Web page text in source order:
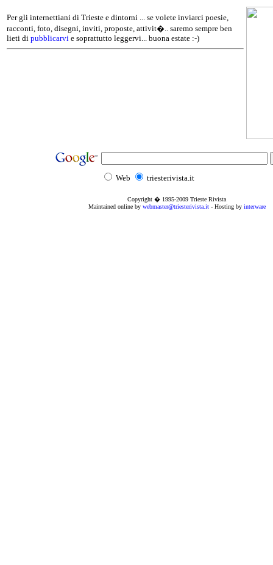
Per gli internettiani di Trieste e dintorni ... se volete inviarci poesie,
racconti, foto, disegni, inviti, proposte, attivit�.. saremo sempre ben
lieti di pubblicarvi e soprattutto leggervi... buona estate :-)
Web triesterivista.it
Copyright � 1995-2009 Trieste Rivista
Maintained online by webmaster@triesterivista.it- Hosting by interware